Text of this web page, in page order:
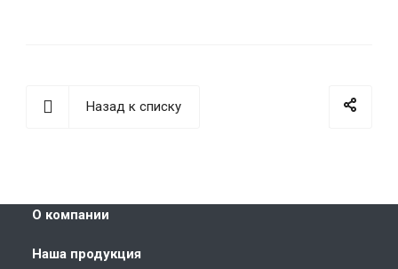
Назад к списку
О компании
Наша продукция